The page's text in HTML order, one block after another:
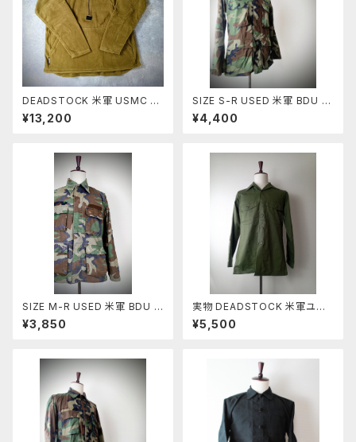
DEADSTOCK 米軍 USMC プ
ルオーバー フリースライナー C
OYOTE BROWN
¥13,200
SIZE S-R USED 米軍 BDU J
ACKET ウッドランドカモ 前期
型 ノンリップ(10)
¥4,400
SIZE M-R USED 米軍 BDU J
ACKET ウッドランドカモ 前期
型 ノンリップ(1)
¥3,850
実物 DEADSTOCK 米軍ユー
ティリティーシャツOG-507
¥5,500